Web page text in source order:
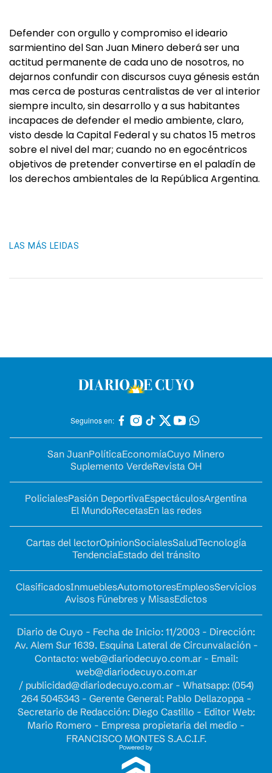
Defender con orgullo y compromiso el ideario
sarmientino del San Juan Minero deberá ser una
actitud permanente de cada uno de nosotros, no
dejarnos confundir con discursos cuya génesis están
mas cerca de posturas centralistas de ver al interior
siempre inculto, sin desarrollo y a sus habitantes
incapaces de defender el medio ambiente, claro,
visto desde la Capital Federal y su chatos 15 metros
sobre el nivel del mar; cuando no en egocéntricos
objetivos de pretender convertirse en el paladín de
los derechos ambientales de la República Argentina.
LAS MÁS LEIDAS
Seguinos en:
San JuanPolíticaEconomíaCuyo Minero
Suplemento VerdeRevista OH
PolicialesPasión DeportivaEspectáculosArgentina
El MundoRecetasEn las redes
Cartas del lectorOpinionSocialesSaludTecnología
TendenciaEstado del tránsito
ClasificadosInmueblesAutomotoresEmpleosServicios
Avisos Fúnebres y MisasEdictos
Diario de Cuyo - Fecha de Inicio: 11/2003 - Dirección:
Av. Alem Sur 1639. Esquina Lateral de Circunvalación -
Contacto: web@diariodecuyo.com.ar- Email:
web@diariodecuyo.com.ar
/ publicidad@diariodecuyo.com.ar- Whatsapp: (054)
264 5045343 - Gerente General: Pablo Dellazoppa -
Secretario de Redacción: Diego Castillo - Editor Web:
Mario Romero - Empresa propietaria del medio -
FRANCISCO MONTES S.A.C.I.F.